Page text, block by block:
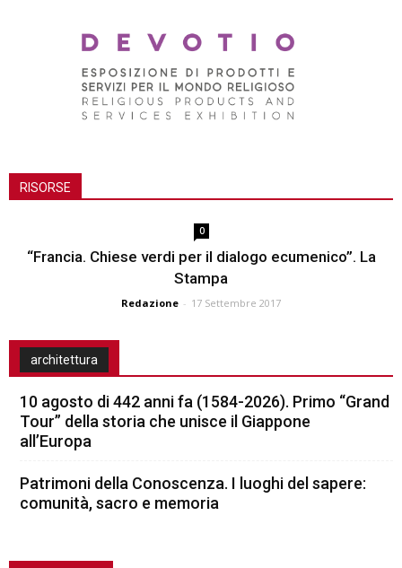
RISORSE
0
“Francia. Chiese verdi per il dialogo ecumenico”. La
Stampa
Redazione - 17 Settembre 2017
architettura
10 agosto di 442 anni fa (1584-2026). Primo “Grand
Tour” della storia che unisce il Giappone
all’Europa
Patrimoni della Conoscenza. I luoghi del sapere:
comunità, sacro e memoria